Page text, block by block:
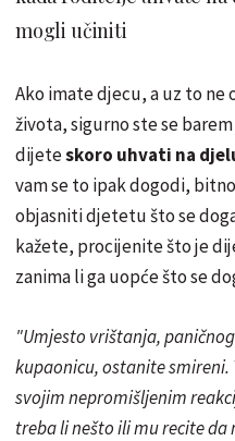
mogli učiniti
Ako imate djecu, a uz to
života, sigurno ste se
dijeteskoro uhvati na
vam se to ipak dogodi,
objasniti djetetu što se
kažete, procijenite što je
zanima li ga uopće što se
"Umjesto vrištanja,
kupaonicu, ostanite
svojim nepromišljenim
treba li nešto ili mu recite